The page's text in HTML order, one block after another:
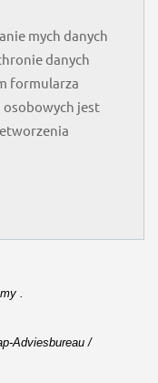
mych danych
danych
formularza
osobowych jest
.
Adviesbureau /